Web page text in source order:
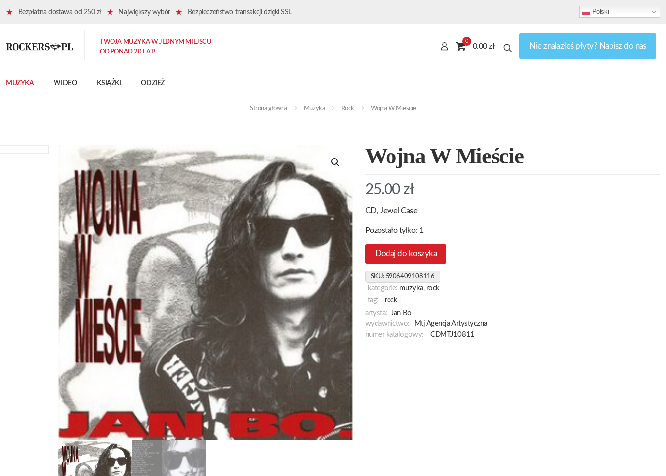
Bezpłatna dostawa od 250 zł Największy wybór Bezpieczeństwo transakcji dzięki SSL Polski
MUZYKA WIDEO KSIĄŻKI ODZIEŻ
TWOJA MUZYKA W JEDNYM MIEJSCU
OD PONAD 20 LAT!
0
0.00 zł Nie znalazłeś płyty? Napisz do nas
Strona główna Muzyka Rock Wojna W Mieście
Wojna W Mieście
25.00 zł
CD, Jewel Case
Pozostało tylko: 1
Dodaj do koszyka
SKU: 5906409108116
kategorie: muzyka, rock
tag:
rock
artysta:
Jan Bo
wydawnictwo:
Mtj Agencja Artystyczna
numer katalogowy:
CDMTJ10811